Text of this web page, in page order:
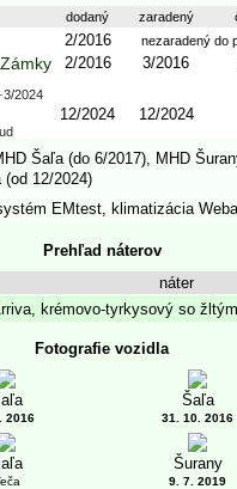
dodaný zaradený
2/2016 nezaradený do
2/2016 3/2016
-3/2024
12/2024 12/2024
Šaľa (do 6/2017), MHD
(od 12/2024)
EMtest klimatizácia
Prehľad náterov
náter
krémovo-tyrkysový so
Fotografie vozidla
2016
Šaľa
31. 10. 2016
Šurany
9. 7. 2019